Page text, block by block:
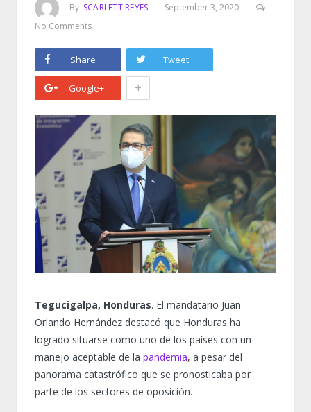
By SCARLETT REYES
September 3, 2020
No Comments
Share Tweet
Google+ +
Tegucigalpa, Honduras. El mandatario Juan
Orlando Hernández destacó que Honduras ha
logrado situarse como uno de los países con un
manejo aceptable de la pandemia, a pesar del
panorama catastrófico que se pronosticaba por
parte de los sectores de oposición.